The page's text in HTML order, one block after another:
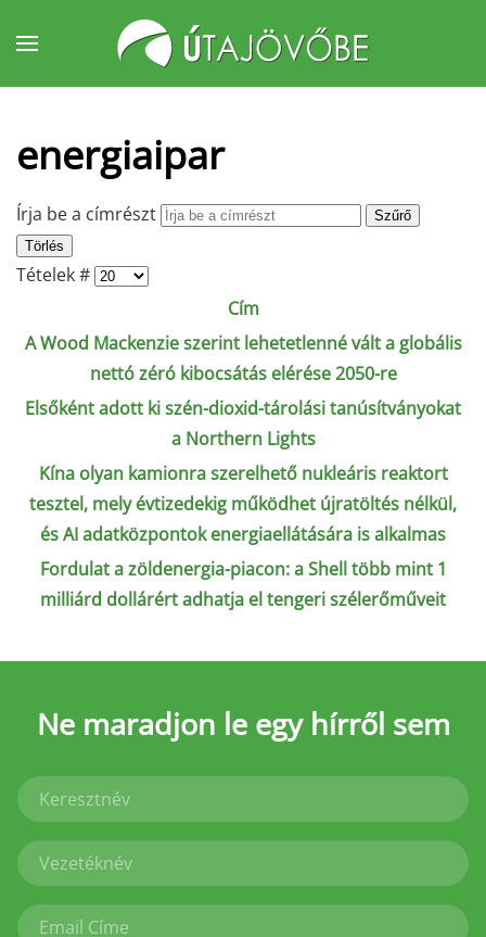
Fő tartalom átugrása
energiaipar
Írja be a címrészt
Szűrő
Törlés
Tételek #
Cím
A Wood Mackenzie szerint lehetetlenné vált a globális
nettó zéró kibocsátás elérése 2050-re
Elsőként adott ki szén-dioxid-tárolási tanúsítványokat
a Northern Lights
Kína olyan kamionra szerelhető nukleáris reaktort
tesztel, mely évtizedekig működhet újratöltés nélkül,
és AI adatközpontok energiaellátására is alkalmas
Fordulat a zöldenergia-piacon: a Shell több mint 1
milliárd dollárért adhatja el tengeri szélerőműveit
Ne maradjon le egy hírről sem